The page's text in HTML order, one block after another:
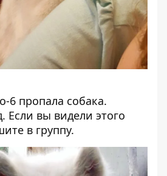
6 пропала собака.
Если вы видели этого
в группу.